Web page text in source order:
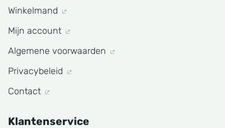
Winkelmand
Mijn account
Algemene voorwaarden
Privacybeleid
Contact
Klantenservice